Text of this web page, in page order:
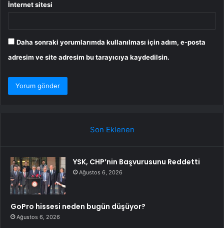
İnternet sitesi
Daha sonraki yorumlarımda kullanılması için adım, e-posta
adresim ve site adresim bu tarayıcıya kaydedilsin.
Son Eklenen
YSK, CHP’nin Başvurusunu Reddetti
Ağustos 6, 2026
GoPro hissesi neden bugün düşüyor?
Ağustos 6, 2026